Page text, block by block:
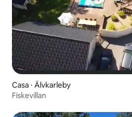
Casa ⋅ Älvkarleby
Fiskevillan